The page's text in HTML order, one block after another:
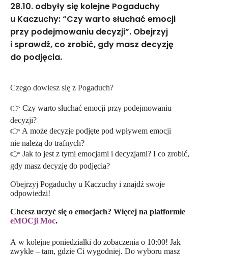
28.10. odbyły się kolejne Pogaduchy
u Kaczuchy: “Czy warto słuchać emocji
przy podejmowaniu decyzji”. Obejrzyj
i sprawdź, co zrobić, gdy masz decyzję
do podjęcia.
Czego dowiesz się z Pogaduch?
👉 Czy warto słuchać emocji przy podejmowaniu
decyzji?
👉 A może decyzje podjęte pod wpływem emocji
nie należą do trafnych?
👉 Jak to jest z tymi emocjami i decyzjami? I co zrobić,
gdy masz decyzję do podjęcia?
Obejrzyj Pogaduchy u Kaczuchy i znajdź swoje
odpowiedzi!
Chcesz uczyć się o emocjach? Więcej na platformie
eMOCji Moc.
A w kolejne poniedziałki do zobaczenia o 10:00! Jak
zwykle – tam, gdzie Ci wygodniej. Do wyboru masz